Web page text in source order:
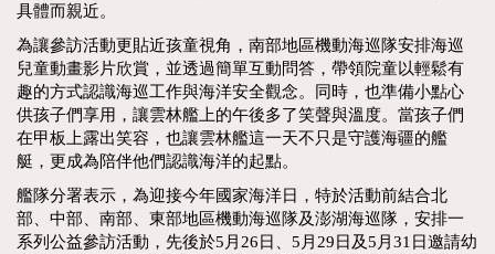
具體而親近。
為讓參訪活動更貼近孩童視角，南部地區機動海巡隊安排海巡
兒童動畫影片欣賞，並透過簡單互動問答，帶領院童以輕鬆有
趣的方式認識海巡工作與海洋安全觀念。同時，也準備小點心
供孩子們享用，讓雲林艦上的午後多了笑聲與溫度。當孩子們
在甲板上露出笑容，也讓雲林艦這一天不只是守護海疆的艦
艇，更成為陪伴他們認識海洋的起點。
艦隊分署表示，為迎接今年國家海洋日，特於活動前結合北
部、中部、南部、東部地區機動海巡隊及澎湖海巡隊，安排一
系列公益參訪活動，先後於5月26日、5月29日及5月31日邀請幼